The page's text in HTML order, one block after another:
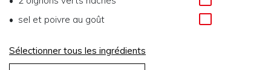
sel et poivre au goût
Sélectionner tous les ingrédients